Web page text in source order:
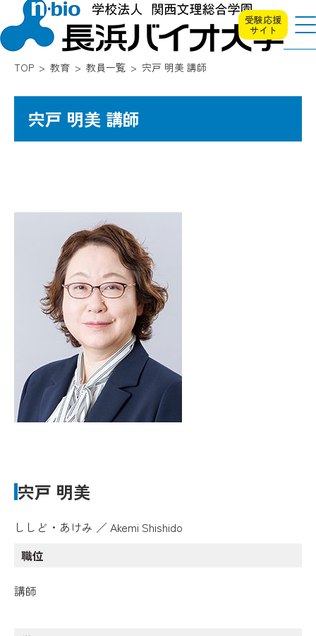
受験応援
サイト
TOP 教育 教員一覧 宍戸 明美 講師
宍戸 明美 講師
宍戸 明美
ししど・あけみ ／ Akemi Shishido
職位
講師